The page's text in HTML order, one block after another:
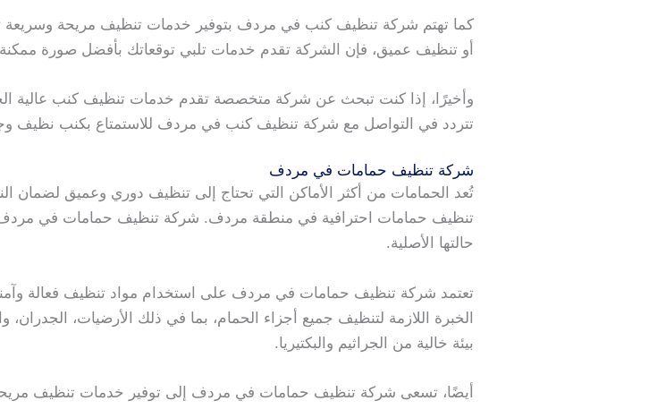
كما تهتم شركة تنظيف كنب في مردف بتوفير خدمات تنظيف مريحة وسريعة
أو تنظيف عميق، فإن الشركة تقدم خدمات تلبي توقعاتك بأفضل صورة
وأخيرًا، إذا كنت تبحث عن شركة متخصصة تقدم خدمات تنظيف كنب عالية
تتردد في التواصل مع شركة تنظيف كنب في مردف للاستمتاع بكنب نظيف
شركة تنظيف حمامات في مردف
تُعد الحمامات من أكثر الأماكن التي تحتاج إلى تنظيف دوري وعميق لضمان
تنظيف حمامات احترافية في منطقة مردف. شركة تنظيف حمامات في مردف
حالتها الأصلية.
تعتمد شركة تنظيف حمامات في مردف على استخدام مواد تنظيف فعالة
الخبرة اللازمة لتنظيف جميع أجزاء الحمام، بما في ذلك الأرضيات،
بيئة خالية من الجراثيم والبكتيريا.
أيضًا، تسعى شركة تنظيف حمامات في مردف إلى توفير خدمات تنظيف